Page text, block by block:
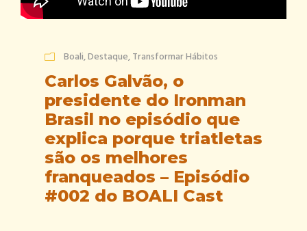
Boali,Destaque,Transformar Hábitos
Carlos Galvão, o
presidente do Ironman
Brasil no episódio que
explica porque triatletas
são os melhores
franqueados – Episódio
#002 do BOALI Cast